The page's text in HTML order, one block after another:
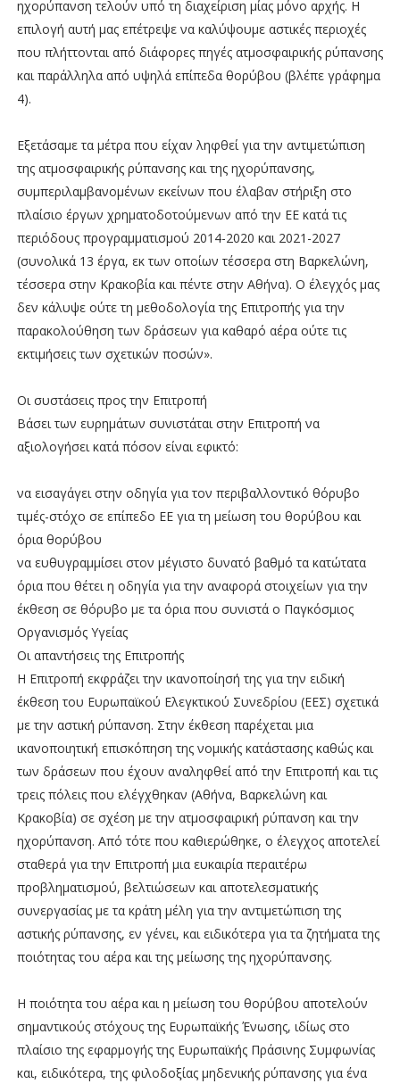
ηχορύπανση τελούν υπό τη διαχείριση μίας μόνο αρχής. Η
επιλογή αυτή μας επέτρεψε να καλύψουμε αστικές περιοχές
που πλήττονται από διάφορες πηγές ατμοσφαιρικής ρύπανσης
και παράλληλα από υψηλά επίπεδα θορύβου (βλέπε γράφημα
4).
Εξετάσαμε τα μέτρα που είχαν ληφθεί για την αντιμετώπιση
της ατμοσφαιρικής ρύπανσης και της ηχορύπανσης,
συμπεριλαμβανομένων εκείνων που έλαβαν στήριξη στο
πλαίσιο έργων χρηματοδοτούμενων από την ΕΕ κατά τις
περιόδους προγραμματισμού 2014-2020 και 2021-2027
(συνολικά 13 έργα, εκ των οποίων τέσσερα στη Βαρκελώνη,
τέσσερα στην Κρακοβία και πέντε στην Αθήνα). Ο έλεγχός μας
δεν κάλυψε ούτε τη μεθοδολογία της Επιτροπής για την
παρακολούθηση των δράσεων για καθαρό αέρα ούτε τις
εκτιμήσεις των σχετικών ποσών».
Οι συστάσεις προς την Επιτροπή
Βάσει των ευρημάτων συνιστάται στην Επιτροπή να
αξιολογήσει κατά πόσον είναι εφικτό:
να εισαγάγει στην οδηγία για τον περιβαλλοντικό θόρυβο
τιμές-στόχο σε επίπεδο ΕΕ για τη μείωση του θορύβου και
όρια θορύβου
να ευθυγραμμίσει στον μέγιστο δυνατό βαθμό τα κατώτατα
όρια που θέτει η οδηγία για την αναφορά στοιχείων για την
έκθεση σε θόρυβο με τα όρια που συνιστά ο Παγκόσμιος
Οργανισμός Υγείας
Οι απαντήσεις της Επιτροπής
Η Επιτροπή εκφράζει την ικανοποίησή της για την ειδική
έκθεση του Ευρωπαϊκού Ελεγκτικού Συνεδρίου (ΕΕΣ) σχετικά
με την αστική ρύπανση. Στην έκθεση παρέχεται μια
ικανοποιητική επισκόπηση της νομικής κατάστασης καθώς και
των δράσεων που έχουν αναληφθεί από την Επιτροπή και τις
τρεις πόλεις που ελέγχθηκαν (Αθήνα, Βαρκελώνη και
Κρακοβία) σε σχέση με την ατμοσφαιρική ρύπανση και την
ηχορύπανση. Από τότε που καθιερώθηκε, ο έλεγχος αποτελεί
σταθερά για την Επιτροπή μια ευκαιρία περαιτέρω
προβληματισμού, βελτιώσεων και αποτελεσματικής
συνεργασίας με τα κράτη μέλη για την αντιμετώπιση της
αστικής ρύπανσης, εν γένει, και ειδικότερα για τα ζητήματα της
ποιότητας του αέρα και της μείωσης της ηχορύπανσης.
Η ποιότητα του αέρα και η μείωση του θορύβου αποτελούν
σημαντικούς στόχους της Ευρωπαϊκής Ένωσης, ιδίως στο
πλαίσιο της εφαρμογής της Ευρωπαϊκής Πράσινης Συμφωνίας
και, ειδικότερα, της φιλοδοξίας μηδενικής ρύπανσης για ένα